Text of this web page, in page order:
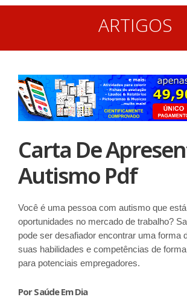
ARTIGOS
Carta De
Autismo Pdf
Você é uma pessoa com autismo que
oportunidades no mercado de trabalho?
pode ser desafiador encontrar uma forma
suas habilidades e competências de
para potenciais empregadores.
Por Saúde Em Dia